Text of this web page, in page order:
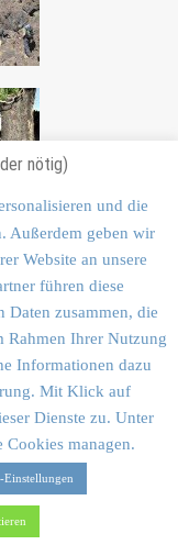
nötig)
und die
Außerdem geben wir
Website an unsere
führen diese
zusammen, die
Rahmen Ihrer Nutzung
Informationen dazu
Mit Klick auf
Dienste zu. Unter
managen.
Einstellungen